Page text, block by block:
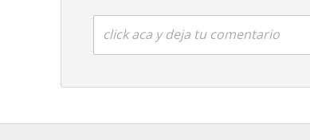
click aca y deja tu comentario